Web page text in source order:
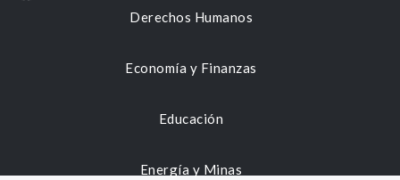
Derechos Humanos
Economía y Finanzas
Educación
Energía y Minas